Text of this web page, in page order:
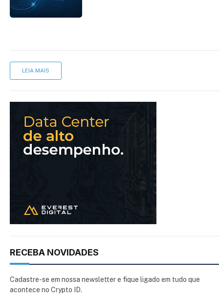
LEIA MAIS
RECEBA NOVIDADES
Cadastre-se em nossa newsletter e fique ligado em tudo que
acontece no Crypto ID.